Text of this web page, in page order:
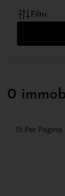
Filtri
0
15 Per Pagina